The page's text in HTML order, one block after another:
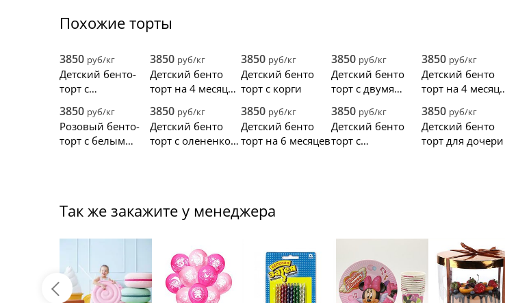
Похожие торты
3850 руб/кг
Детский бенто-
торт с
малыша
3850 руб/кг
Детский бенто
торт на 4 месяца
3850 руб/кг
Детский бенто
торт с корги
3850 руб/кг
Детский бенто
торт с двумя
месяцев
3850 руб/кг
Детский бенто
торт на 4 месяца
3850 руб/кг
Розовый бенто-
торт с белым
3850 руб/кг
Детский бенто
торт с олененком
3850 руб/кг
Детский бенто
торт на 6 месяцев
3850 руб/кг
Детский бенто
торт с
3850 руб/кг
Детский бенто
торт для дочери
Так же закажите у менеджера